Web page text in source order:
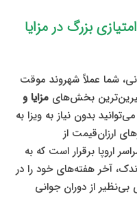
بزرگ در مزایا
شما عملاً شهروند موقت
بخش‌هایمزایا و
بدون نیاز به ویزا به
ارزان‌قیمت از
اروپا برقرار است که به
آخر هفته‌های خود را در
بی‌نظیر از دوران جوانی